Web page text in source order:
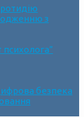
з
психолога”
безпека